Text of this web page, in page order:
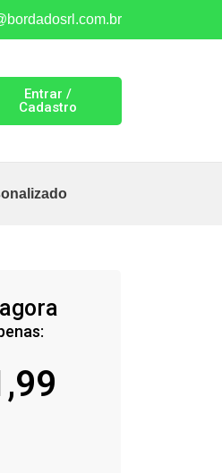
Entrar /
Cadastro